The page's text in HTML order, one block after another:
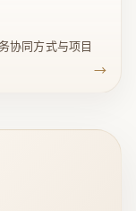
协同方式与项目
→